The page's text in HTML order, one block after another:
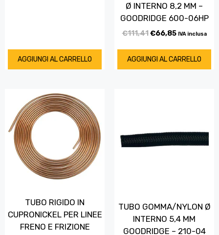
AGGIUNGI AL CARRELLO
Ø INTERNO 8,2 MM –
GOODRIDGE 600-06HP
€111,41€66,85 IVA inclusa
AGGIUNGI AL CARRELLO
TUBO RIGIDO IN
CUPRONICKEL PER LINEE
FRENO E FRIZIONE
TUBO GOMMA/NYLON Ø
INTERNO 5,4 MM
GOODRIDGE – 210-04